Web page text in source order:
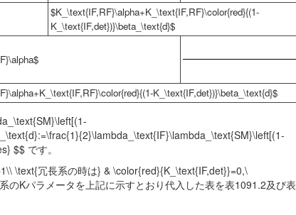
$K_\text{IF,RF}\alpha+K_\text{IF,RF}\color{red}{(1-
K_\text{IF,det})}\beta_\text{d}$
K_\text{IF,det})}\beta_\text{d}$
$$ です。
\text{冗長系の時は} & \color{red}{K_\text{IF,det}}=0,\
Kパラメータを上記に示すとおり代入した表を表1091.2及び表